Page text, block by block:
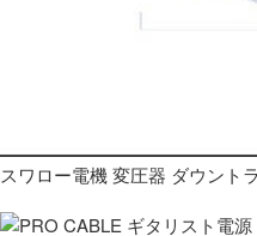
スワロー電機 変圧器 ダウント